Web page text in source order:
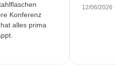
Konferenz
alles prima
12/06/2026